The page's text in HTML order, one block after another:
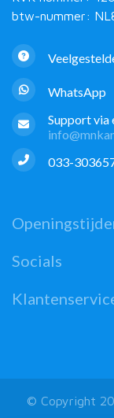
btw-nummer:
WhatsApp
Support via
033-
Socials
© Copyright